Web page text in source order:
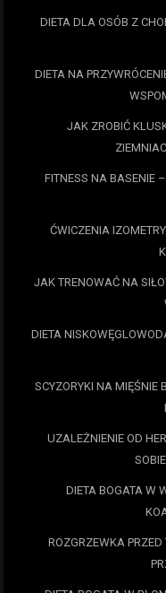
DIETA DLA OSÓB Z
DIETA NA
JAK ZROBIĆ
FITNESS NA BASENIE
ĆWICZENIA
JAK TRENOWAĆ NA
DIETA
SCYZORYKI NA MIĘŚNIE
UZALEŻNIENIE OD
DIETA BOGATA W
ROZGRZEWKA